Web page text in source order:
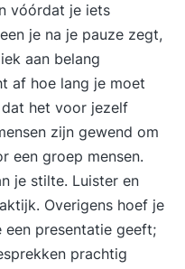
wordt
met veel
is praktisch,
Je werkt aan je
feedback.
zodat je
theorie, maar
de dag ga je naar
die je meteen
te maken met je
vóórdat je iets
je na je pauze zegt,
aan belang
af hoe lang je moet
dat het voor jezelf
zijn gewend om
een groep mensen.
je stilte. Luister en
Overigens hoef je
presentatie geeft;
prachtig